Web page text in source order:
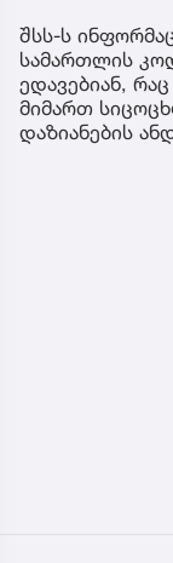
შსს-ს
სამართლის
ედავებიან,
მიმართ
დაზიანების